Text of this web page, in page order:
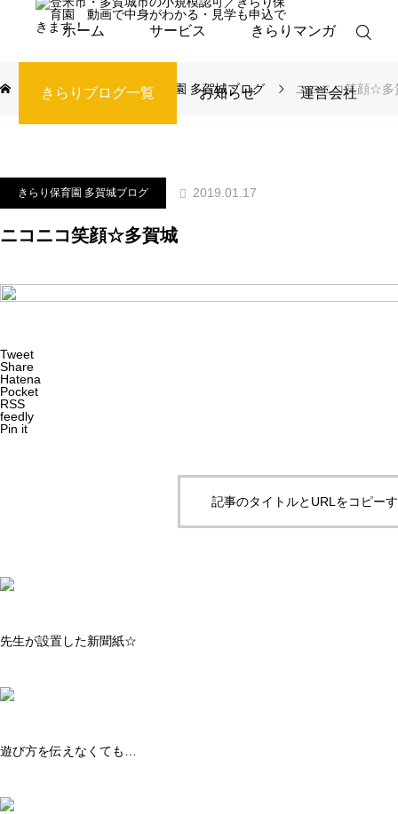
ホーム サービス きらりマンガ
きらりブログ一覧 お知らせ 運営会社
ブログ きらり保育園 多賀城ブログ ニコニコ笑顔☆多
きらり保育園 多賀城ブログ 2019.01.17
ニコニコ笑顔☆多賀城
Tweet
Share
Hatena
Pocket
RSS
feedly
Pin it
記事のタイトルとURLをコピー
先生が設置した新聞紙☆
遊び方を伝えなくても…